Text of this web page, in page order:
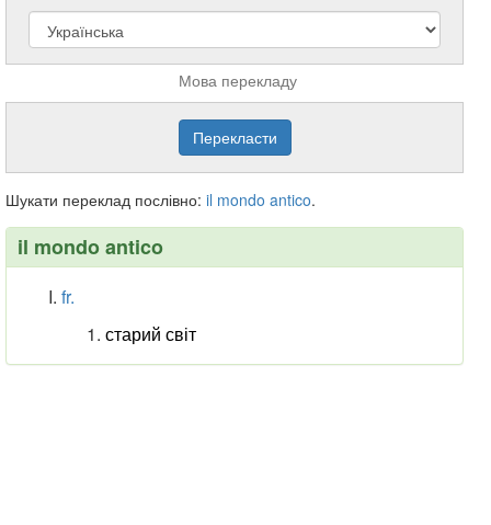
Мова перекладу
Шукати переклад послівно: il mondo antico.
il mondo antico
fr.
старий світ